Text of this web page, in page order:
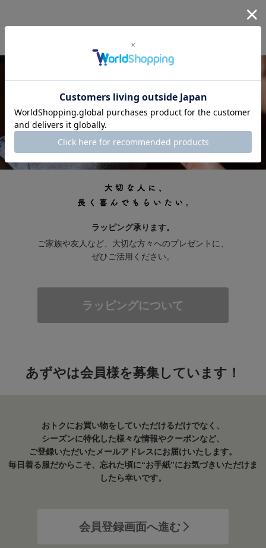
ラッピング承ります。
ご家族や友人など、大切な方々へのプレゼントに、
ぜひご活用ください。
ラッピングについて
あずやは会員様を募集しています！
おトクにお買い物をしていただけるだけでなく、
シーズンに特化した様々な情報やクーポンなど、
ご登録いただいたメールアドレスにお届けいたします。
毎日着る服だからこそ、忘れた頃に“お手紙”にお気づきいただけま
したら幸いです。
会員登録画面へ進む